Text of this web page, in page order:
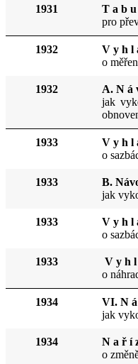
1931
T a b
pro
1932
V y h l
o
1932
A. N á
jak
1933
V y h l
o
1933
B.
jak
1933
V y h l
o
1933
V y h l
o
1934
VI. N
jak
1934
N a ř í
o